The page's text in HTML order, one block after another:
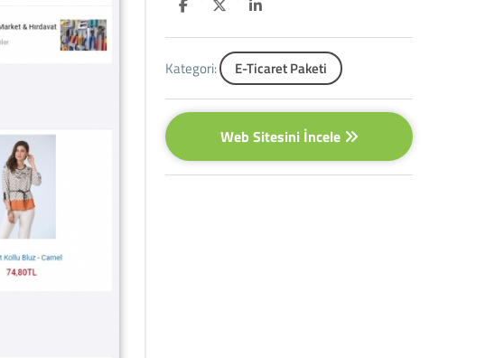
Kategori: E-Ticaret Paketi
Web Sitesini İncele